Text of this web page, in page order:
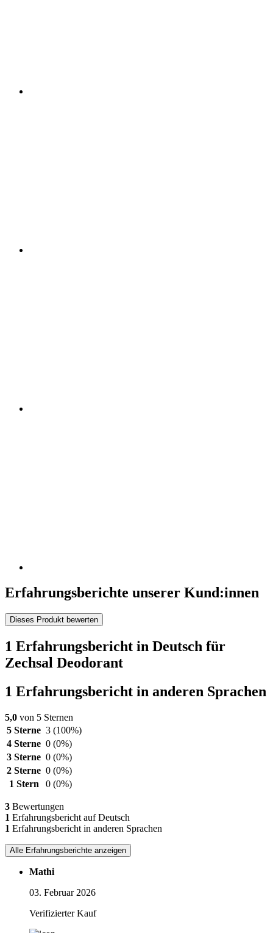
Erfahrungsberichte unserer Kund:innen
Dieses Produkt bewerten
1 Erfahrungsbericht in Deutsch für
Zechsal Deodorant
1 Erfahrungsbericht in anderen Sprachen
5,0 von 5 Sternen
5 Sterne 3 (100%)
4 Sterne 0 (0%)
3 Sterne 0 (0%)
2 Sterne 0 (0%)
1 Stern
0 (0%)
3 Bewertungen
1 Erfahrungsbericht auf Deutsch
1 Erfahrungsbericht in anderen Sprachen
Alle Erfahrungsberichte anzeigen
Mathi
03. Februar 2026
Verifizierter Kauf